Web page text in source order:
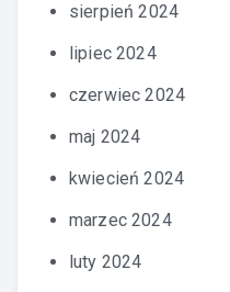
sierpień 2024
lipiec 2024
czerwiec 2024
maj 2024
kwiecień 2024
marzec 2024
luty 2024